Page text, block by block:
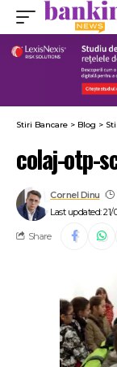
Stiri Bancare > Blog >
colaj-otp-
Last updated: 21/
Cornel Dinu
Share